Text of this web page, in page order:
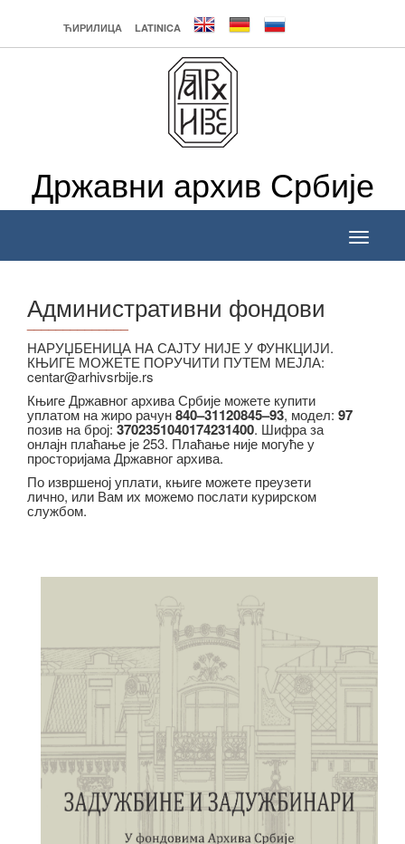
ЋИРИЛИЦА LATINICA
Државни архив Србије
Toggle
Административни фондови
______________
НАРУЏБЕНИЦА НА САЈТУ НИЈЕ У ФУНКЦИЈИ.
КЊИГЕ МОЖЕТЕ ПОРУЧИТИ ПУТЕМ МЕЈЛА:
centar@arhivsrbije.rs
Књиге Државног архива Србије можете купити
уплатом на жиро рачун840–31120845–93, модел: 97
позив на број: 3702351040174231400. Шифра за
онлајн плаћање је 253. Плаћање није могуће у
просторијама Државног архива.
По извршеној уплати, књиге можете преузети
лично, или Вам их можемо послати курирском
службом.